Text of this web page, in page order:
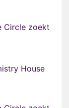
Circle zoekt
House